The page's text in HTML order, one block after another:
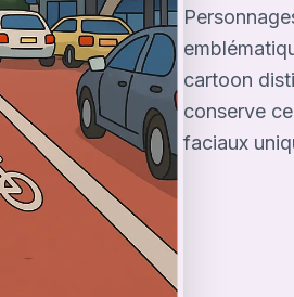
cartoon
conserve
faciaux